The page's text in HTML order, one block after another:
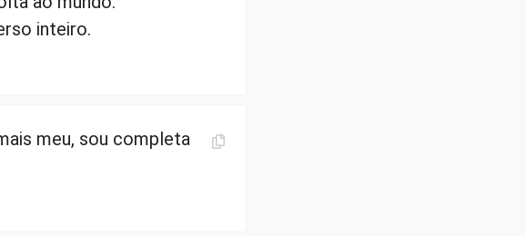
inteiro.
meu, sou completa